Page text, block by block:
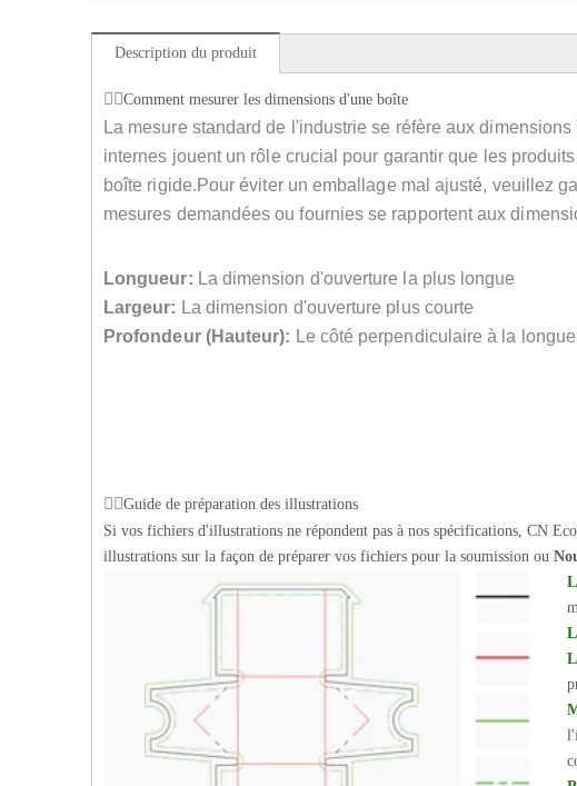
Description du produit
Comment mesurer les dimensions d'une boîte
La mesure standard de l'industrie se réfère aux
internes jouent un rôle crucial pour garantir que les
boîte rigide.Pour éviter un emballage mal ajusté, veuillez
mesures demandées ou fournies se rapportent aux
Longueur: La dimension d'ouverture la plus longue
Largeur: La dimension d'ouverture plus courte
Profondeur (Hauteur): Le côté perpendiculaire à la
Guide de préparation des illustrations
Si vos fichiers d'illustrations ne répondent pas à nos spécifications, CN
illustrations sur la façon de préparer vos fichiers pour la soumission ou